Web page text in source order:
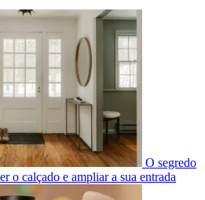
O segredo
o calçado e ampliar a sua entrada